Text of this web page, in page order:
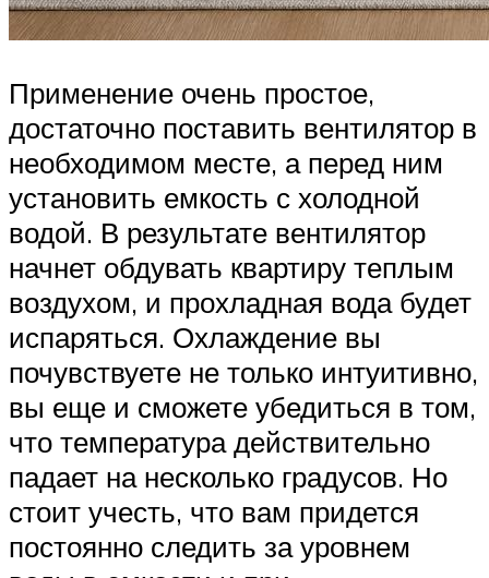
Применение очень простое,
достаточно поставить вентилятор в
необходимом месте, а перед ним
установить емкость с холодной
водой. В результате вентилятор
начнет обдувать квартиру теплым
воздухом, и прохладная вода будет
испаряться. Охлаждение вы
почувствуете не только интуитивно,
вы еще и сможете убедиться в том,
что температура действительно
падает на несколько градусов. Но
стоит учесть, что вам придется
постоянно следить за уровнем